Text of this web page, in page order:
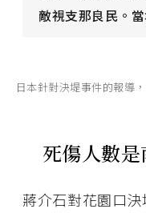
敵視支那良民。
日本針對決堤事件的報導
死傷人數
蔣介石對花園口